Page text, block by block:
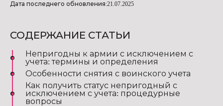
Дата последнего обновления:21.07.2025
СОДЕРЖАНИЕ СТАТЬИ
Непригодны к армии с исключением с
учета: термины и определения
Особенности снятия с воинского учета
Как получить статус непригодный с
исключением с учета: процедурные
вопросы